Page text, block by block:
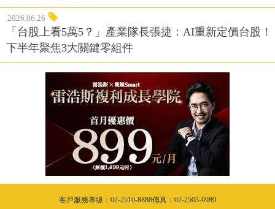
2026.06.26
「台股上看5萬5？」產業隊長張捷：AI重新定價台股！
下半年聚焦3大關鍵零組件
客戶服務專線：02-2510-8888傳真：02-2503-6989